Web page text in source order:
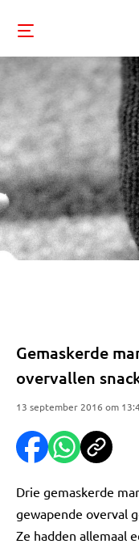
Gemaskerde
overvallen
13 september 2016 om
Drie gemaskerde
gewapende overval
Ze hadden allemaal